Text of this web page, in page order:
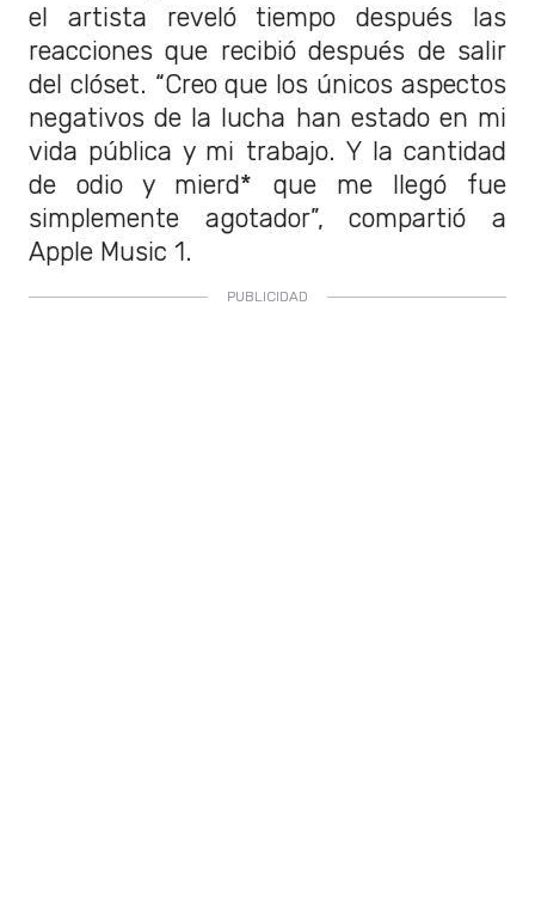
el artista reveló tiempo después las
reacciones que recibió después de salir
del clóset. “Creo que los únicos aspectos
negativos de la lucha han estado en mi
vida pública y mi trabajo. Y la cantidad
de odio y mierd* que me llegó fue
simplemente agotador”, compartió a
Apple Music 1.